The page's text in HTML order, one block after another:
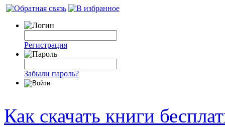
Регистрация
Забыли пароль?
Как скачать книги